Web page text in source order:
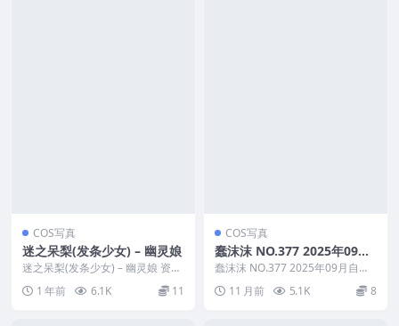
COS写真
迷之呆梨(发条少女) – 幽灵娘
迷之呆梨(发条少女) – 幽灵娘 资源
简介 「资源名称」：迷之呆梨(发
条少女) ...
1 年前 6.1K 11
COS写真
蠢沫沫 NO.377 2025年09月
自拍
蠢沫沫 NO.377 2025年09月自拍
资源简介 「资源名称」：蠢沫沫
NO...11 月前 5.1K 8